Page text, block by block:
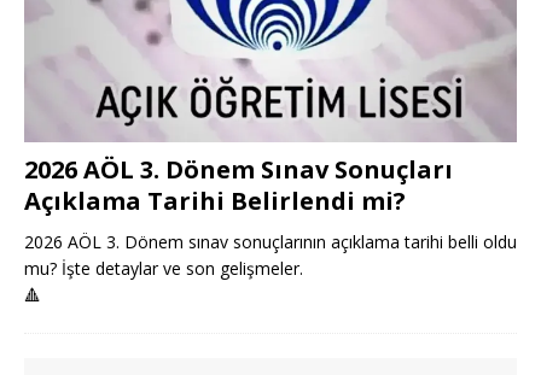
2026 AÖL 3. Dönem Sınav Sonuçları
Açıklama Tarihi Belirlendi mi?
2026 AÖL 3. Dönem sınav sonuçlarının açıklama tarihi belli oldu
mu? İşte detaylar ve son gelişmeler.
🔺